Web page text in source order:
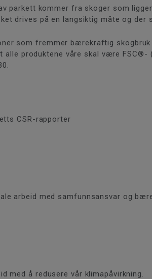
parkett kommer fra skoger som
drives på en langsiktig måte og der
som fremmer bærekraftig
produktene våre skal være FSC®-
CSR-rapporter
arbeid med samfunnsansvar og
med å redusere vår klimapåvirkning.